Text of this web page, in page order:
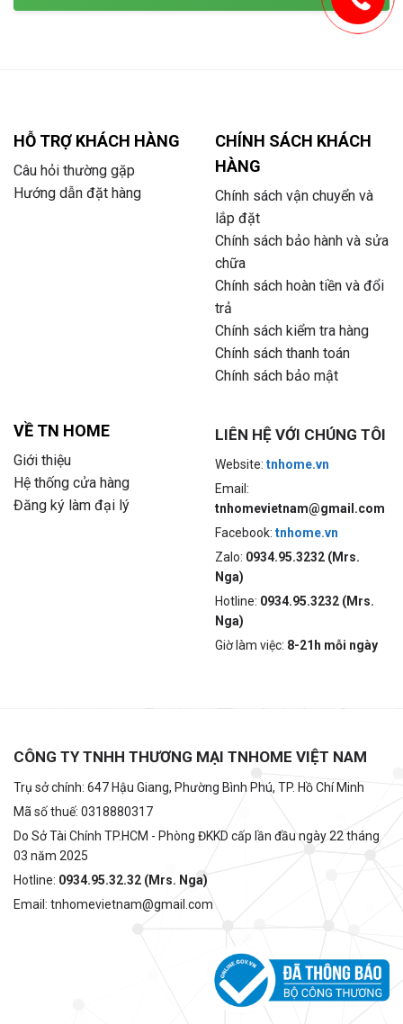
HỖ TRỢ KHÁCH HÀNG
Câu hỏi thường gặp
Hướng dẫn đặt hàng
CHÍNH SÁCH KHÁCH
HÀNG
Chính sách vận chuyển và
lắp đặt
Chính sách bảo hành và sửa
chữa
Chính sách hoàn tiền và đổi
trả
Chính sách kiểm tra hàng
Chính sách thanh toán
Chính sách bảo mật
VỀ TN HOME
Giới thiệu
Hệ thống cửa hàng
Đăng ký làm đại lý
LIÊN HỆ VỚI CHÚNG TÔI
Website: tnhome.vn
Email:
tnhomevietnam@gmail.com
Facebook: tnhome.vn
Zalo: 0934.95.3232 (Mrs.
Nga)
Hotline: 0934.95.3232 (Mrs.
Nga)
Giờ làm việc: 8-21h mỗi ngày
CÔNG TY TNHH THƯƠNG MẠI TNHOME VIỆT NAM
Trụ sở chính: 647 Hậu Giang, Phường Bình Phú, TP. Hồ Chí Minh
Mã số thuế: 0318880317
Do Sở Tài Chính TP.HCM - Phòng ĐKKD cấp lần đầu ngày 22 tháng
03 năm 2025
Hotline: 0934.95.32.32 (Mrs. Nga)
Email: tnhomevietnam@gmail.com